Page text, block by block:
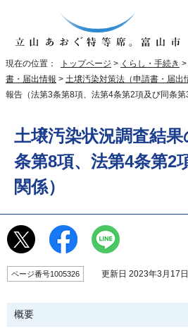
現在の位置： トップページ > くらし・手続き >
書・届出情報 > 土壌汚染対策法（申請書・届出
報告（法第3条第8項、法第4条第2項及び同条第
土壌汚染状況調査結
条第8項、法第4条第2
関係）
ページ番号1005326 更新日 2023年3月17日
概要